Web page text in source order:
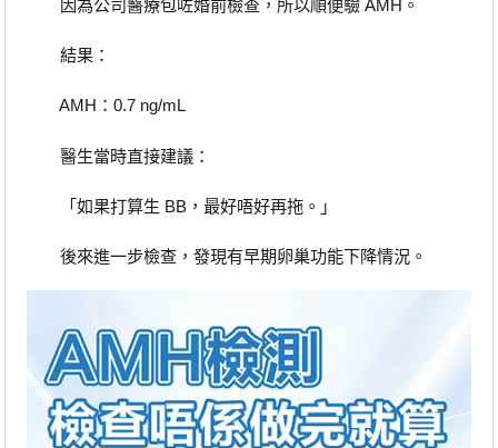
因為公司醫療包咗婚前檢查，所以順便驗 AMH。
結果：
AMH：0.7 ng/mL
醫生當時直接建議：
「如果打算生 BB，最好唔好再拖。」
後來進一步檢查，發現有早期卵巢功能下降情況。